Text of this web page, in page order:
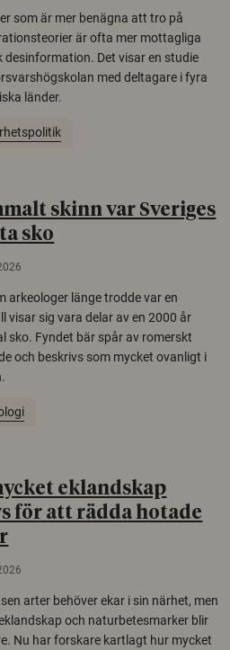
som är mer benägna att tro på
är ofta mer mottagliga
desinformation. Det visar en studie
med deltagare i fyra
länder.
skinn var Sveriges
sko
arkeologer länge trodde var en
visar sig vara delar av en 2000 år
sko. Fyndet bär spår av romerskt
och beskrivs som mycket ovanligt i
eklandskap
för att rädda hotade
arter behöver ekar i sin närhet, men
och naturbetesmarker blir
Nu har forskare kartlagt hur mycket